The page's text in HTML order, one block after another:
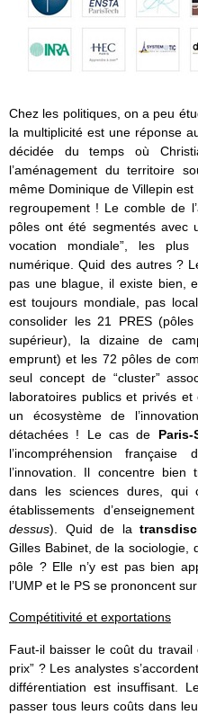
Chez les politiques, on a peu
la multiplicité est une réponse
décidée du temps où
l’aménagement du territoire
même Dominique de Villepin
regroupement ! Le comble de
pôles ont été segmentés avec
vocation mondiale”, les
numérique. Quid des autres ?
pas une blague, il existe bien,
est toujours mondiale, pas
consolider les 21 PRES
supérieur), la dizaine de
emprunt) et les 72 pôles de
seul concept de “cluster”
laboratoires publics et privés et
un écosystème de
détachées ! Le cas de
l’incompréhension
l’innovation. Il concentre
dans les sciences dures, qui
établissements
dessus). Quid de la
Gilles Babinet, de la sociologie,
pôle ? Elle n’y est pas bien
l’UMP et le PS se prononcent
Compétitivité et exportations
Faut-il baisser le coût du travail
prix” ? Les analystes
différentiation est insuffisant.
passer tous leurs coûts dans